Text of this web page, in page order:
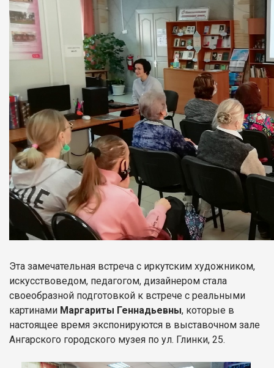
Эта замечательная встреча с иркутским художником,
искусствоведом, педагогом, дизайнером стала
своеобразной подготовкой к встрече с реальными
картинами Маргариты Геннадьевны, которые в
настоящее время экспонируются в выставочном зале
Ангарского городского музея по ул. Глинки, 25.